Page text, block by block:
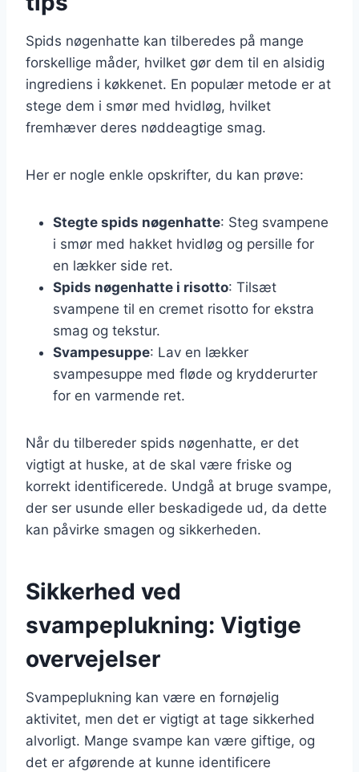
Spids nøgenhatte kan tilberedes på mange
forskellige måder, hvilket gør dem til en alsidig
ingrediens i køkkenet. En populær metode er at
stege dem i smør med hvidløg, hvilket
fremhæver deres nøddeagtige smag.
Her er nogle enkle opskrifter, du kan prøve:
Stegte spids nøgenhatte: Steg svampene
i smør med hakket hvidløg og persille for
en lækker side ret.
Spids nøgenhatte i risotto: Tilsæt
svampene til en cremet risotto for ekstra
smag og tekstur.
Svampesuppe: Lav en lækker
svampesuppe med fløde og krydderurter
for en varmende ret.
Når du tilbereder spids nøgenhatte, er det
vigtigt at huske, at de skal være friske og
korrekt identificerede. Undgå at bruge svampe,
der ser usunde eller beskadigede ud, da dette
kan påvirke smagen og sikkerheden.
Sikkerhed ved
svampeplukning: Vigtige
overvejelser
Svampeplukning kan være en fornøjelig
aktivitet, men det er vigtigt at tage sikkerhed
alvorligt. Mange svampe kan være giftige, og
det er afgørende at kunne identificere